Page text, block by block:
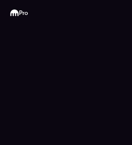
Kraken
Pro